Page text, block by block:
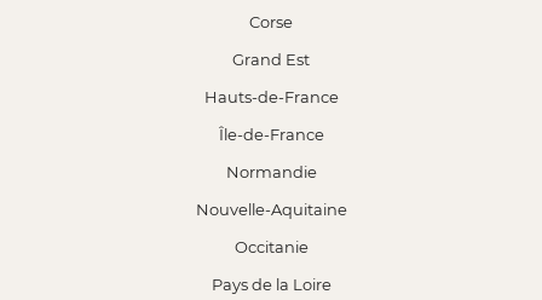
Corse
Grand Est
Hauts-de-France
Île-de-France
Normandie
Nouvelle-Aquitaine
Occitanie
Pays de la Loire